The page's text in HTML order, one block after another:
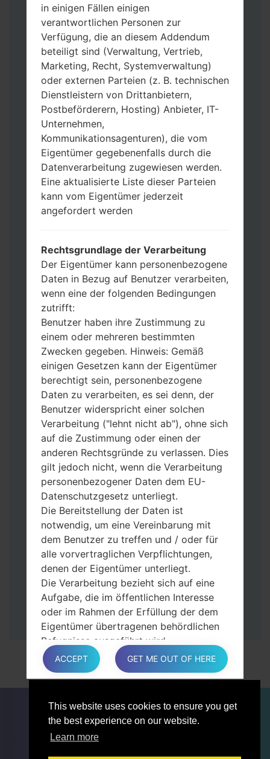
This website uses cookies to ensure you get
the best experience on our website.
Learn more
Laden Sie auf Ihren PC:
Version herunter.
Dann laden Sie die Firmware-Datei
herunter und entpacken Sie sie.
Sie brauchen 1(wählen Sie hier 1 Firmware-
Datei aus) oder 5 (wählen Sie 5 Firmware-
Dateien aus) Firmware-Dateien:
AP: „System & Recovery“
CP: „Modem & Radio“
CSC_***: „Country & Region & Operator“
HOME_CSC_***: „Country & Region &
Operator“
Fügen Sie dem Programm Odin 3 alle
Dateien hinzu.
Wenn Sie das Telefon flashen und auf die
anderen Fall wählen Sie HOME_CSC_***
um Ihre Daten zu speichern.
Jetzt schalten Sie das Gerät aus und
aktivieren Sie Download-Modus. Alle
Methoden, wie es geht:
Halten Sie die Power-, Lautstärke- und
Bixbi- Tasten gedrückt.
Halten Sie Lauter- und Leiser-Tasten
gedrückt. Schließen Sie das Telefon mit
einem USB-Kabel an den PC an.
Halten Sie die Power-, Lauter- und
Home-Tasten gedrückt.
Schließen Sie das USB-Kabel an und
halten Sie die Leiser- und Bixbi-Tasten
gedrückt.
Halten Sie die Power- und Lauter-
Tasten gedrückt.
Dann schließen Sie das Telefon an den PC
an, das Programm Odin erkennt Ihr Gerät
und „COM port number“ wird auf dem
Bildschirm angezeigt.
Geben Sie nur die „F. Reset”-Zeit und
„Auto-Rebot“ an.
Zum Schluss klicken Sie „Start“-Taste auf.
Ihr Gerät wird neu gestartet und von PC
getrennt.
in einigen Fällen einigen
verantwortlichen Personen zur
Verfügung, die an diesem Addendum
beteiligt sind (Verwaltung, Vertrieb,
Marketing, Recht, Systemverwaltung)
oder externen Parteien (z. B. technischen
Dienstleistern von Drittanbietern,
Postbeförderern, Hosting) Anbieter, IT-
Unternehmen,
Kommunikationsagenturen), die vom
Eigentümer gegebenenfalls durch die
Datenverarbeitung zugewiesen werden.
Eine aktualisierte Liste dieser Parteien
kann vom Eigentümer jederzeit
angefordert werden
Rechtsgrundlage der Verarbeitung
Der Eigentümer kann personenbezogene
Daten in Bezug auf Benutzer verarbeiten,
wenn eine der folgenden Bedingungen
zutrifft:
Benutzer haben ihre Zustimmung zu
einem oder mehreren bestimmten
Zwecken gegeben. Hinweis: Gemäß
einigen Gesetzen kann der Eigentümer
berechtigt sein, personenbezogene
Daten zu verarbeiten, es sei denn, der
Benutzer widerspricht einer solchen
Verarbeitung ("lehnt nicht ab"), ohne sich
auf die Zustimmung oder einen der
anderen Rechtsgründe zu verlassen. Dies
gilt jedoch nicht, wenn die Verarbeitung
personenbezogener Daten dem EU-
Datenschutzgesetz unterliegt.
Die Bereitstellung der Daten ist
notwendig, um eine Vereinbarung mit
dem Benutzer zu treffen und / oder für
alle vorvertraglichen Verpflichtungen,
denen der Eigentümer unterliegt.
Die Verarbeitung bezieht sich auf eine
Aufgabe, die im öffentlichen Interesse
oder im Rahmen der Erfüllung der dem
Eigentümer übertragenen behördlichen
Befugnisse ausgeführt wird.
Die Verarbeitung ist für berechtigte
Interessen des Eigentümers oder eines
Dritten erforderlich.
bei der Erläuterung des für die
Verarbeitung geltenden rechtlichen
Rahmens und insbesondere, ob die
Bereitstellung personenbezogener Daten
ACCEPT GET ME OUT OF HERE